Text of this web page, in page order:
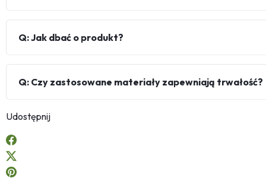
Q: Jak dbać o produkt?
Q: Czy zastosowane materiały zapewniają trwałość?
Udostępnij